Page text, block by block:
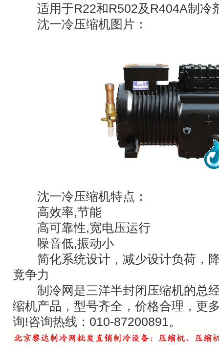
适用于R22和R502及R404A制冷
沈一冷压缩机图片：
沈一冷压缩机特点：
高效率,节能
高可靠性,宽电压运行
噪音低,振动小
简化系统设计，减少设计负荷，降
竟争力
制冷网是三洋半封闭压缩机的总经
缩机产品，型号齐全，价格合理，更
询!咨询热线：010-87200891。